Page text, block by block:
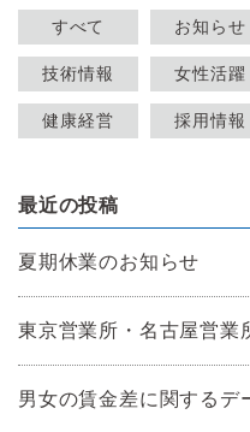
すべて お知らせ
技術情報 女性活躍
健康経営 採用情報
最近の投稿
夏期休業のお知らせ
東京営業所・名古屋営業
男女の賃金差に関するデ